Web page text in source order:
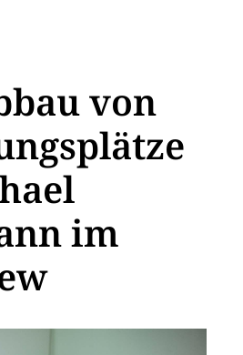
von
im